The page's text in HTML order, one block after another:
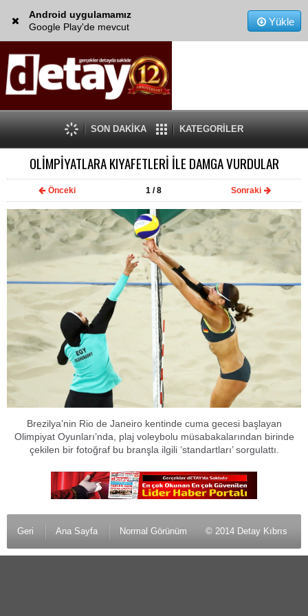
Android uygulamamız
Google Play'de mevcut
Yükle
SON DAKİKA KATEGORİLER
OLİMPİYATLARA KIYAFETLERİ İLE DAMGA VURDULAR
Önceki 1 / 8 Sonraki
Brezilya’nin Rio de Janeiro kentinde cuma gecesi başlayan
Olimpiyat Oyunları’nda, plaj voleybolu müsabakalarından birinde
çekilen bir fotoğraf bu branşla ilgili ‘standartları’ sorgulattı.
Geri Ana Sayfa Normal Görünüm © 2014 Detay Kıbrıs